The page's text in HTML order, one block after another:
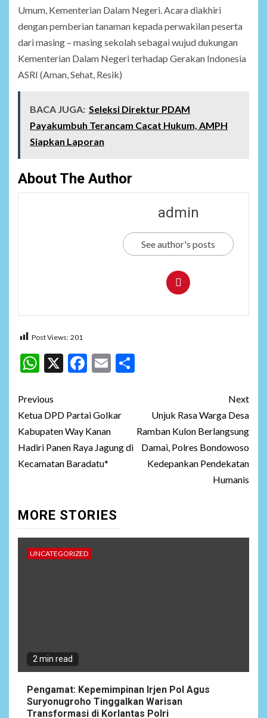
Umum, Kementerian Dalam Negeri. Acara diakhiri
dengan pemberian tanaman kepada perwakilan peserta
dari masing – masing sekolah sebagai wujud dukungan
Kementerian Dalam Negeri terhadap Gerakan Indonesia
ASRI (Aman, Sehat, Resik)
BACA JUGA: Seleksi Direktur PDAM
Payakumbuh Terancam Cacat Hukum, AMPH
Siapkan Laporan
About The Author
admin
See author's posts
Post Views: 201
WhatsApp
X Facebook
Email
Post
navigation
Previous
Ketua DPD Partai Golkar
Kabupaten Way Kanan
Hadiri Panen Raya Jagung di
Kecamatan Baradatu*
Next
Unjuk Rasa Warga Desa
Ramban Kulon Berlangsung
Damai, Polres Bondowoso
Kedepankan Pendekatan
Humanis
MORE STORIES
UNCATEGORIZED
2 min read
Pengamat: Kepemimpinan Irjen Pol Agus
Suryonugroho Tinggalkan Warisan
Transformasi di Korlantas Polri